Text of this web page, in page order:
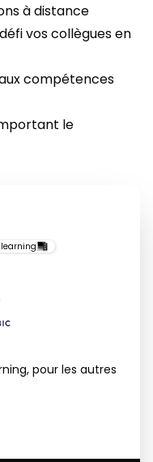
à distance
vos collègues en
compétences
le
pour les autres